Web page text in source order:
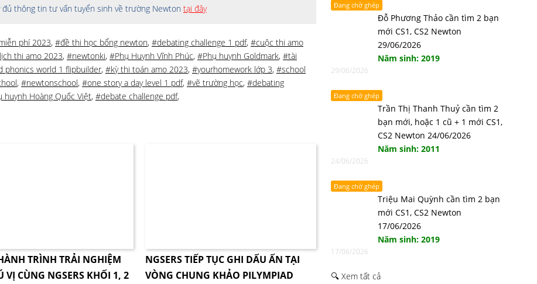
đủ thông tin tư vấn tuyển sinh về trường Newton tại đây
phí 2023, #đề thi học bổng newton, #debating challenge 1 pdf, #cuộc thi amo
thi amo 2023, #newtonki, #Phụ Huynh Vĩnh Phúc, #Phụ huynh Goldmark, #tài
phonics world 1 flipbuilder, #kỳ thi toán amo 2023, #yourhomework lớp 3, #school
, #newtonschool, #one story a day level 1 pdf, #vẽ trường học, #debating
huynh Hoàng Quốc Việt, #debate challenge pdf,
TRÌNH TRẢI NGHIỆM
VỊ CÙNG NGSERS KHỐI 1, 2
NGSERS TIẾP TỤC GHI DẤU ẤN TẠI
VÒNG CHUNG KHẢO PILYMPIAD
Đang chờ ghép
Đỗ Phương Thảo cần tìm 2 bạn
mới CS1, CS2 Newton
29/06/2026
Năm sinh: 2019
29/06/2026
Đang chờ ghép
Trần Thị Thanh Thuỷ cần tìm 2
bạn mới, hoặc 1 cũ + 1 mới CS1,
CS2 Newton 24/06/2026
Năm sinh: 2011
24/06/2026
Đang chờ ghép
Triệu Mai Quỳnh cần tìm 2 bạn
mới CS1, CS2 Newton
17/06/2026
Năm sinh: 2019
17/06/2026
🔍 Xem tất cả